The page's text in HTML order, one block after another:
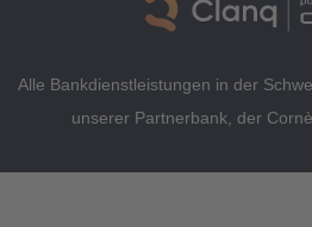
Alle Bankdienstleistungen in der
unserer Partnerbank, der